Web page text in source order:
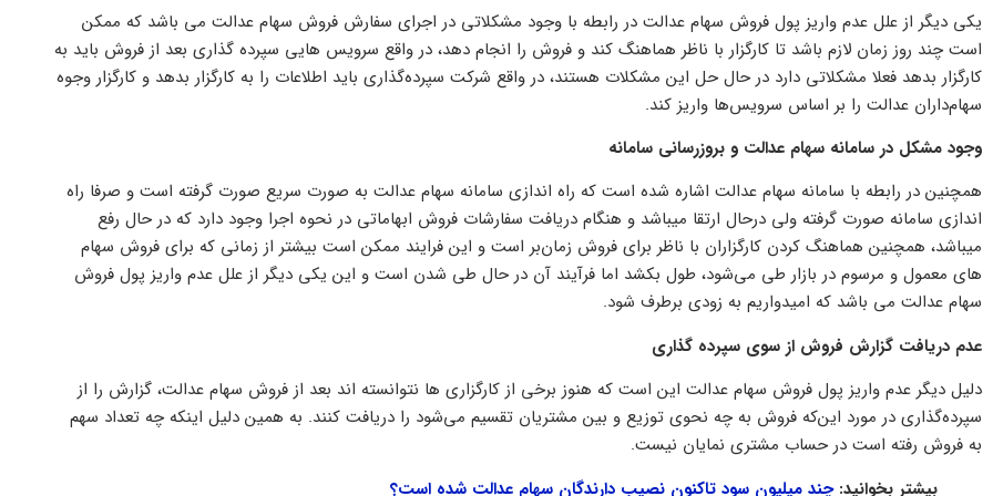
یکی دیگر از علل عدم واریز پول فروش سهام عدالت در رابطه با وجود مشکلاتی در اجرای سفارش فروش سهام عدالت می باشد که ممکن
است چند روز زمان لازم باشد تا کارگزار با ناظر هماهنگ کند و فروش را انجام دهد، در واقع سرویس هایی سپرده گذاری بعد از فروش باید به
کارگزار بدهد فعلا مشکلاتی دارد در حال حل این مشکلات هستند، در واقع شرکت سپرده‌گذاری باید اطلاعات را به کارگزار بدهد و کارگزار وجوه
سهام‌داران عدالت را بر اساس سرویس‌ها واریز کند.
وجود مشکل در سامانه سهام عدالت و بروزرسانی سامانه
همچنین در رابطه با سامانه سهام عدالت اشاره شده است که راه اندازی سامانه سهام عدالت به صورت سریع صورت گرفته است و صرفا راه
اندازی سامانه صورت گرفته ولی درحال ارتقا میباشد و هنگام دریافت سفارشات فروش ابهاماتی در نحوه اجرا وجود دارد که در حال رفع
میباشد، همچنین هماهنگ کردن کارگزاران با ناظر برای فروش زمان‌بر است و این فرایند ممکن است بیشتر از زمانی که برای فروش سهام
‌های معمول و مرسوم در بازار طی می‌شود، طول بکشد اما فرآیند آن در حال طی شدن است و این یکی دیگر از علل عدم واریز پول فروش
سهام عدالت می باشد که امیدواریم به زودی برطرف شود.
عدم دریافت گزارش فروش از سوی سپرده گذاری
دلیل دیگر عدم واریز پول فروش سهام عدالت این است که هنوز برخی از کارگزاری ها نتوانسته اند بعد از فروش سهام عدالت، گزارش را از
سپرده‌گذاری در مورد این‌که فروش به چه نحوی توزیع و بین مشتریان تقسیم می‌شود را دریافت کنند. به همین دلیل اینکه چه تعداد سهم
به فروش رفته است در حساب مشتری نمایان نیست.
بیشتر بخوانید:چند میلیون سود تاکنون نصیب دارندگان سهام عدالت شده است؟